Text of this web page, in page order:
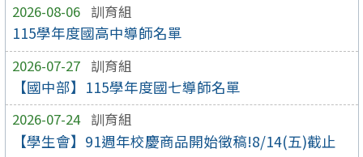
2026-08-06 訓育組
115學年度國高中導師名單
2026-07-27 訓育組
【國中部】115學年度國七導師名單
2026-07-24 訓育組
【學生會】91週年校慶商品開始徵稿!8/14(五)截止